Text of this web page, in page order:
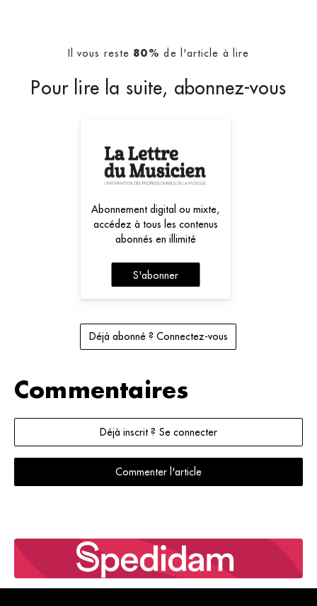
Il vous reste 80% de l'article à lire
Pour lire la suite, abonnez-vous
Abonnement digital ou mixte,
accédez à tous les contenus
abonnés en illimité
S'abonner
Déjà abonné ? Connectez-vous
Commentaires
Déjà inscrit ? Se connecter
Commenter l'article